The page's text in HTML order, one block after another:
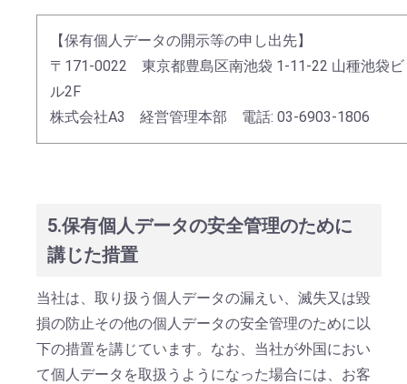
【保有個人データの開示等の申し出先】
〒171-0022 東京都豊島区南池袋 1-11-22 山種池袋ビ
ル2F
株式会社A3 経営管理本部 電話: 03-6903-1806
5.保有個人データの安全管理のために
講じた措置
当社は、取り扱う個人データの漏えい、滅失又は毀
損の防止その他の個人データの安全管理のために以
下の措置を講じています。なお、当社が外国におい
て個人データを取扱うようになった場合には、お客